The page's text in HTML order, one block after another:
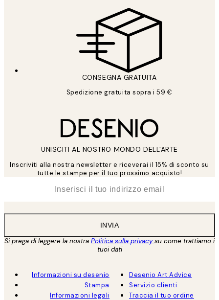
CONSEGNA GRATUITA
Spedizione gratuita sopra i 59 €
UNISCITI AL NOSTRO MONDO DELL'ARTE
Inscriviti alla nostra newsletter e riceverai il 15% di sconto su
tutte le stampe per il tuo prossimo acquisto!
INVIA
Si prega di leggere la nostra Politica sulla privacysu come trattiamo i
tuoi dati
Informazioni su desenio
Stampa
Informazioni legali
Desenio Art Advice
Servizio clienti
Traccia il tuo ordine